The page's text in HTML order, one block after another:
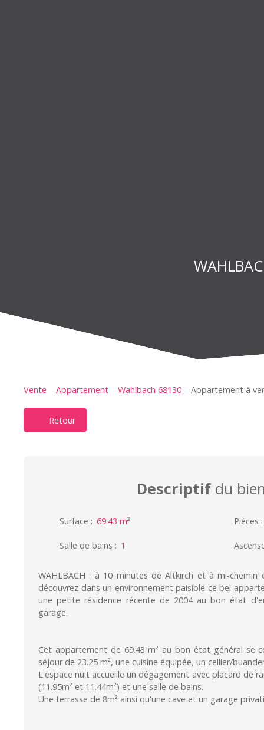
Vente Appartement Wahlbach 68130 Appartement à
Retour
Descriptifdu
Surface : 69.43 m² Pièces
Salle de bains : 1
WAHLBACH : à 10 minutes de Altkirch et à mi-chemin
découvrez dans un environnement paisible ce bel
une petite résidence récente de 2004 au bon état
garage.
Cet appartement de 69.43 m² au bon état général se
séjour de 23.25 m², une cuisine équipée, un cellier/
L'espace nuit accueille un dégagement avec placard de
(11.95m² et 11.44m²) et une salle de bains.
Une terrasse de 8m² ainsi qu'une cave et un garage